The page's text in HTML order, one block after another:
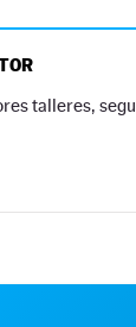
talleres,